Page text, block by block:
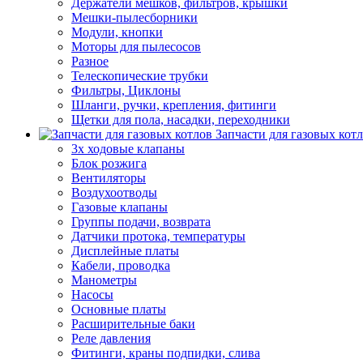
Держатели мешков, фильтров, крышки
Мешки-пылесборники
Модули, кнопки
Моторы для пылесосов
Разное
Телескопические трубки
Фильтры, Циклоны
Шланги, ручки, крепления, фитинги
Щетки для пола, насадки, переходники
Запчасти для газовых
3х ходовые клапаны
Блок розжига
Вентиляторы
Воздухоотводы
Газовые клапаны
Группы подачи, возврата
Датчики протока, температуры
Дисплейные платы
Кабели, проводка
Манометры
Насосы
Основные платы
Расширительные баки
Реле давления
Фитинги, краны подпидки, слива